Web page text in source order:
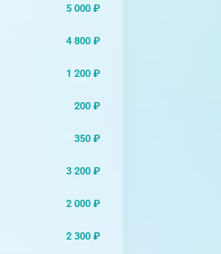
5 000 ₽
4 800 ₽
1 200 ₽
200 ₽
350 ₽
3 200 ₽
2 000 ₽
2 300 ₽